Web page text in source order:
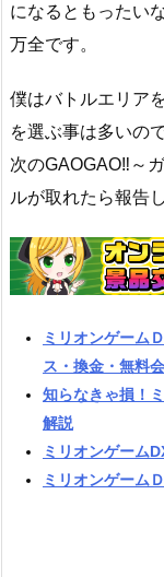
になるともったい
万全です。
僕はバトルエリア
を選ぶ事は多いの
次のGAOGAO‼～
ルが取れたら報告
ミリオンゲーム
ス・換金・無料
知らなきゃ損！
解説
ミリオンゲーム
ミリオンゲーム